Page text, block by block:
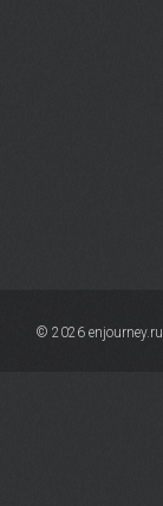
© 2026 enjourney.ru